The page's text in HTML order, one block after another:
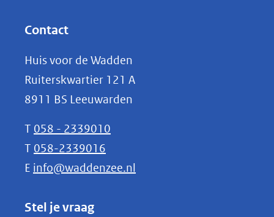
(verwijst
naar
een
andere
website)
Contact
Huis voor de Wadden
Ruiterskwartier 121 A
8911 BS Leeuwarden
T 058 - 2339010
T 058-2339016
E info@waddenzee.nl
Stel je vraag